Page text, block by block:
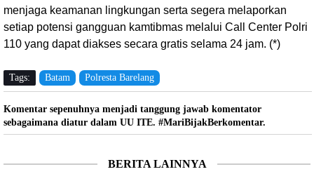
menjaga keamanan lingkungan serta segera melaporkan
setiap potensi gangguan kamtibmas melalui Call Center Polri
110 yang dapat diakses secara gratis selama 24 jam. (*)
Tags: Batam Polresta Barelang
Komentar sepenuhnya menjadi tanggung jawab komentator
sebagaimana diatur dalam UU ITE. #MariBijakBerkomentar.
BERITA LAINNYA